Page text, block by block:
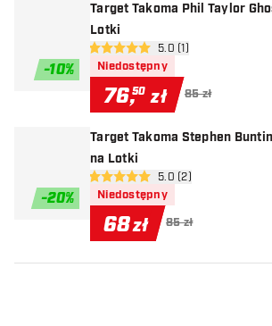
-10%
Target Takoma Phil Taylor Ghost -
Lotki
otwórz panel recenzji
5 gwiazdki oceny
5.0 (1)
Niedostępny
76,50 zł 85 zł
-20%
Target Takoma Stephen Bunting
na Lotki
otwórz panel recenzji
5 gwiazdki oceny5.0 (2)
Niedostępny
68zł 85 zł